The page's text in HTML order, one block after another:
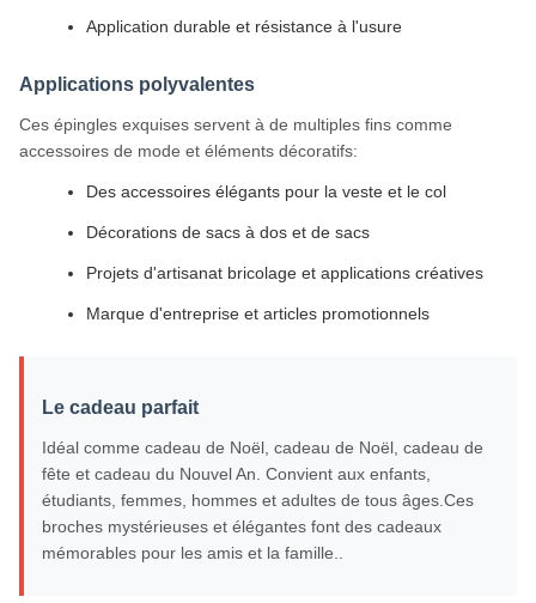
Application durable et résistance à l'usure
Applications polyvalentes
Ces épingles exquises servent à de multiples fins comme
accessoires de mode et éléments décoratifs:
Des accessoires élégants pour la veste et le col
Décorations de sacs à dos et de sacs
Projets d'artisanat bricolage et applications créatives
Marque d'entreprise et articles promotionnels
Le cadeau parfait
Idéal comme cadeau de Noël, cadeau de Noël, cadeau de
fête et cadeau du Nouvel An. Convient aux enfants,
étudiants, femmes, hommes et adultes de tous âges.Ces
broches mystérieuses et élégantes font des cadeaux
mémorables pour les amis et la famille..